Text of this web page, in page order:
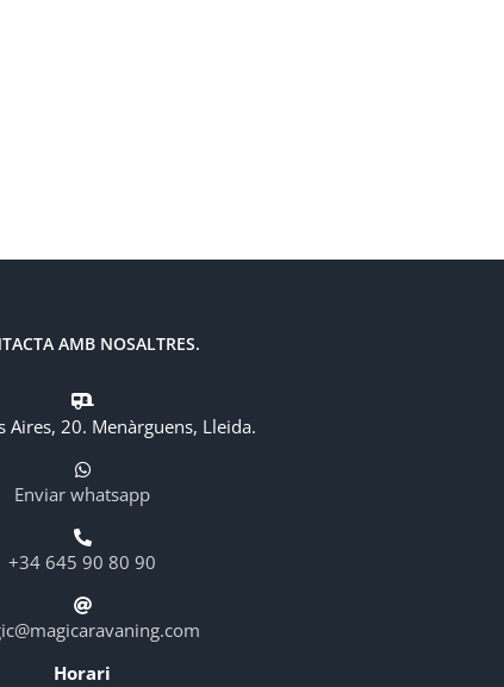
AMB NOSALTRES.
Aires, 20. Menàrguens, Lleida.
Enviar whatsapp
+34 645 90 80 90
Horari